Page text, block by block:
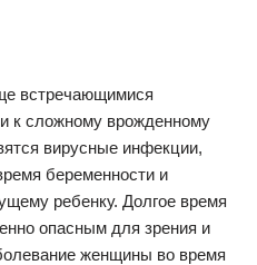
встречающимися
к сложному врожденному
вирусные инфекции,
беременности и
ребенку. Долгое время
опасным для зрения и
женщины во время